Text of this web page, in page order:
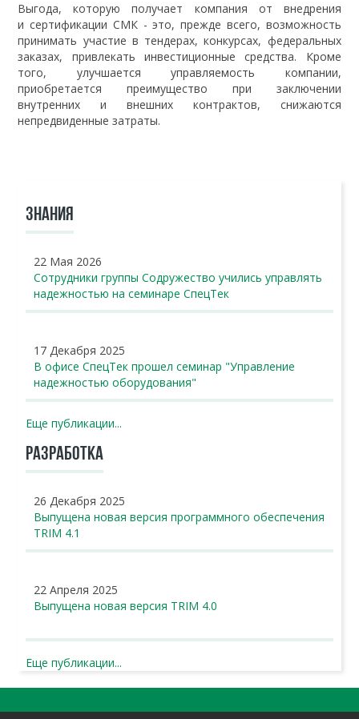
Выгода, которую получает компания от внедрения
и сертификации СМК - это, прежде всего, возможность
принимать участие в тендерах, конкурсах, федеральных
заказах, привлекать инвестиционные средства. Кроме
того, улучшается управляемость компании,
приобретается преимущество при заключении
внутренних и внешних контрактов, снижаются
непредвиденные затраты.
ЗНАНИЯ
22 Мая 2026
Сотрудники группы Содружество учились управлять
надежностью на семинаре СпецТек
17 Декабря 2025
В офисе СпецТек прошел семинар "Управление
надежностью оборудования"
Еще публикации...
РАЗРАБОТКА
26 Декабря 2025
Выпущена новая версия программного обеспечения
TRIM 4.1
22 Апреля 2025
Выпущена новая версия TRIM 4.0
Еще публикации...